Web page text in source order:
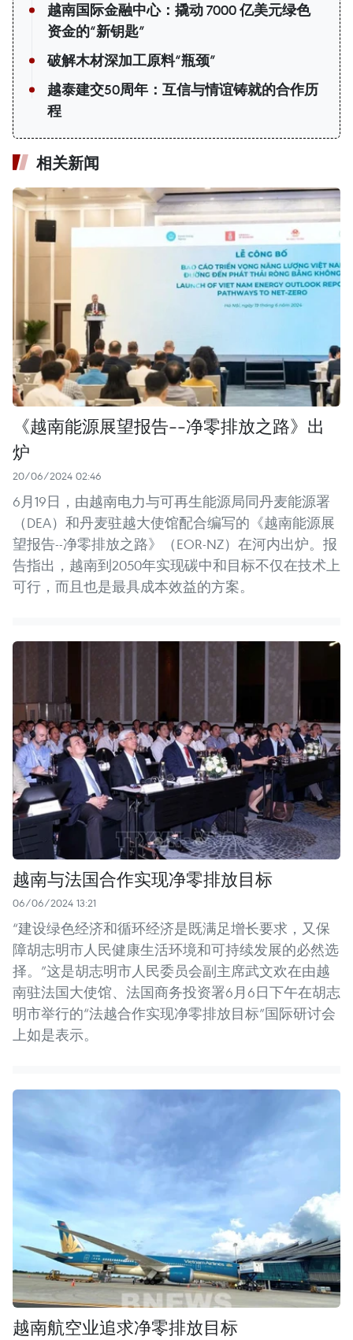
越南国际金融中心：撬动 7000 亿美元绿色
资金的“新钥匙”
破解木材深加工原料“瓶颈”
越泰建交50周年：互信与情谊铸就的合作历
程
相关新闻
《越南能源展望报告--净零排放之路》出
炉
20/06/2024 02:46
6月19日，由越南电力与可再生能源局同丹麦能源署
（DEA）和丹麦驻越大使馆配合编写的《越南能源展
望报告--净零排放之路》（EOR-NZ）在河内出炉。报
告指出，越南到2050年实现碳中和目标不仅在技术上
可行，而且也是最具成本效益的方案。
越南与法国合作实现净零排放目标
06/06/2024 13:21
“建设绿色经济和循环经济是既满足增长要求，又保
障胡志明市人民健康生活环境和可持续发展的必然选
择。”这是胡志明市人民委员会副主席武文欢在由越
南驻法国大使馆、法国商务投资署6月6日下午在胡志
明市举行的“法越合作实现净零排放目标”国际研讨会
上如是表示。 ​
越南航空业追求净零排放目标